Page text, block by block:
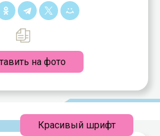
на фото
Красивый шрифт